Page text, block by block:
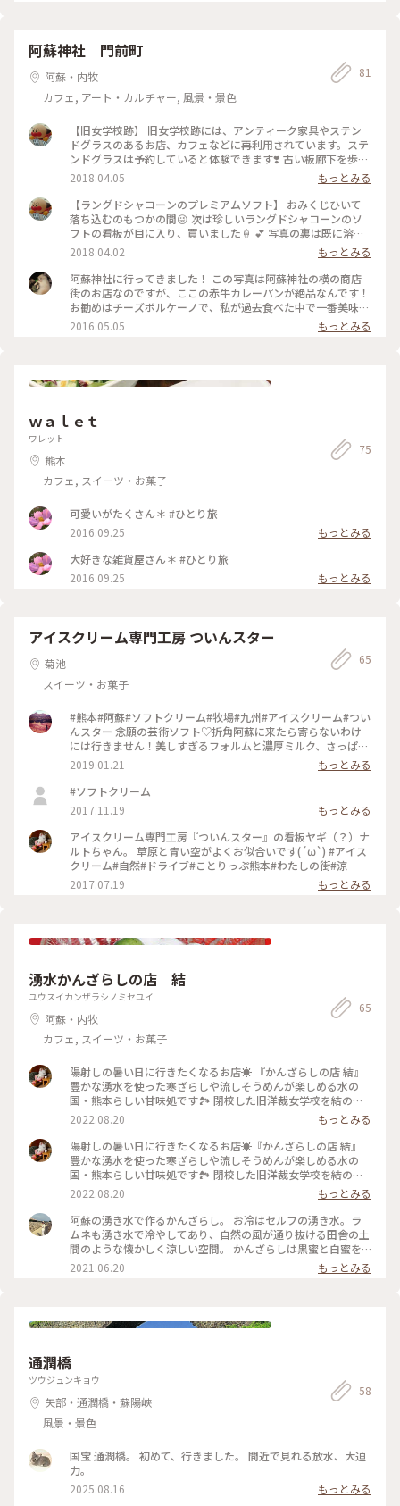
阿蘇神社 門前町
阿蘇・内牧
カフェ, アート・カルチャー, 風景・景色
81
【旧女学校跡】 旧女学校跡には、アンティーク家具やステン
ドグラスのあるお店、カフェなどに再利用されています。ステ
ンドグラスは予約していると体験できます❣️ 古い板廊下を歩く
とミシミシと音がします💦 でも、その音がまた素晴らしい！
かなり古い造りの木造校舎ですが、趣きのある女子が好きそう
なお洒落スポットです✨✨ #ことりっぷ熊本 #熊本地震復興 #ス
テンドグラス#旧女学校跡
2018.04.05
もっとみる
【ラングドシャコーンのプレミアムソフト】 おみくじひいて
落ち込むのもつかの間😜 次は珍しいラングドシャコーンのソ
フトの看板が目に入り、買いました🍦 💕 写真の裏は既に溶け
てますよ～ そしてラングドシャコーンの言葉に騙され(笑）買
ったはいいが、ひと口かじると[グシャグシャ]と崩れ落ち、ソ
フトは溶けるし、急いで口の中へ😰😫😖 味わう暇なしでした
ーっ💦 #ことりっぷ熊本 #熊本地震復興 #ラングドシャコーン
のソフト
2018.04.02
もっとみる
阿蘇神社に行ってきました！ この写真は阿蘇神社の横の商店
街のお店なのですが、ここの赤牛カレーパンが絶品なんです！
お勧めはチーズボルケーノで、私が過去食べた中で一番美味し
いカレーパンです！！ #阿蘇神社 #カフェ部 #わたしの街 #カ
レーパン
2016.05.05 もっとみる
ｗａｌｅｔ
ワレット
熊本
カフェ, スイーツ・お菓子
75
可愛いがたくさん＊ #ひとり旅
2016.09.25
もっとみる
大好きな雑貨屋さん＊ #ひとり旅
2016.09.25
もっとみる
アイスクリーム専門工房 ついんスター
菊池
スイーツ・お菓子
65
#熊本#阿蘇#ソフトクリーム#牧場#九州#アイスクリーム#つい
んスター 念願の芸術ソフト♡折角阿蘇に来たら寄らないわけ
には行きません！美しすぎるフォルムと濃厚ミルク、さっぱり
したアイスクリーム。コーンを残しておけば、お代わりアイス
が出来ます！
2019.01.21
もっとみる
#ソフトクリーム
2017.11.19
もっとみる
アイスクリーム専門工房『ついんスター』の看板ヤギ（？）ナ
ルトちゃん。 草原と青い空がよくお似合いです(´ω`) #アイス
クリーム#自然#ドライブ#ことりっぷ熊本#わたしの街#涼
2017.07.19
もっとみる
湧水かんざらしの店 結
ユウスイカンザラシノミセユイ
阿蘇・内牧
カフェ, スイーツ・お菓子
65
陽射しの暑い日に行きたくなるお店☀️ 『かんざらしの店 結』
豊かな湧水を使った寒ざらしや流しそうめんが楽しめる水の
国・熊本らしい甘味処です🏞 閉校した旧洋裁女学校を結のオ
ーナーさんご夫婦が買い取って始められた『旧女学校跡』に
は、その木造校舎を利用したレトロなお店が６軒あります🏫✨
その中でもジブリに出てきそうな雰囲気の結は特別な存在感🌳
昔は校長室だったとご主人から聞いたような、聞かなかったよ
うな…🤔笑 お冷はご自由に湧水をコップに注ぐスタイル！サイ
ダーやビールも湧水で冷えています😆🍻 今回は“かんざらし
（白）”を頂きました💕 白はシロップに浸った素朴な寒ざらし
にピリッと爽やかな生姜蜜を足して味変が楽しめます🎶付け合
わせはミニトマト🍅 ちなみに黒もあり、そちらは黒蜜ときな
粉です🍵 敷地内に自生しているクレソンを練り込んだパスタ
や素麺も人気で、寒ざらしの緑色もヨモギと見せかけてクレソ
ンです🙆‍♀️ ヨモギより癖がないので子供もパクパク😋 寒い季節
#昭和#レトロ#木造校舎#女学校#リノベーション#クレソン#レ
2022.08.20
もっとみる
陽射しの暑い日に行きたくなるお店☀️『かんざらしの店 結』
豊かな湧水を使った寒ざらしや流しそうめんが楽しめる水の
国・熊本らしい甘味処です🏞 閉校した旧洋裁女学校を結のオ
ーナーさんご夫婦が買い取って始められた『旧女学校跡』に
は、その木造校舎を利用したレトロなお店が６軒あります🏫✨
その中でもジブリに出てきそうな雰囲気の結は特別な存在感🌳
昔は校長室だったと昔ご主人から聞いたような、聞かなかった
ような…🤔笑 お冷はご自由に湧水をコップに注ぐスタイル！サ
イダーやビールも湧水で冷えています😆🍻 今回は“かんざらし
（白）”を頂きました💕 白はシロップに浸った素朴な寒ざらし
や素麺も人気で、寒ざらしの緑色もヨモギと見せかけてクレソ
は炬燵や火鉢で暖をとりながら、煮麺やぜんざいも楽しめます
よ🍂 #阿蘇#ドライブ#甘味処#軽食#自然#湧水#ふるカフェ#明
治#昭和#レトロ#木造校舎#女学校#リノベーション#レトロ探
訪#甘いもの巡り#子どもと一緒
2022.08.20
もっとみる
阿蘇の湧き水で作るかんざらし。 お冷はセルフの湧き水。ラ
ムネも湧き水で冷やしてあり、自然の風が通り抜ける田舎の土
間のような懐かしく涼しい空間。 かんざらしは黒蜜と白蜜を
選べて、きな粉をかけて頂きます。とても美味。 #熊本#旧女
学校跡#阿蘇#かんざらし#結#ご当地グルメ#かんざらしの店結
2021.06.20 もっとみる
通潤橋
ツウジュンキョウ
矢部・通潤橋・蘇陽峡
風景・景色
58
国宝 通潤橋。 初めて、行きました。 間近で見れる放水、大迫
力。
2025.08.16
もっとみる